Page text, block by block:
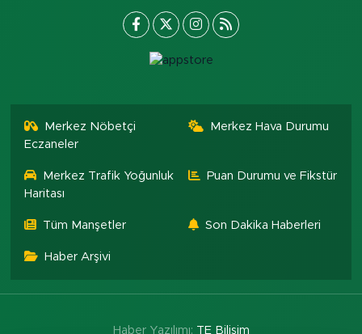
Merkez Nöbetçi
Eczaneler
Merkez Hava Durumu
Merkez Trafik Yoğunluk
Haritası
Puan Durumu ve Fikstür
Tüm Manşetler Son Dakika Haberleri
Haber Arşivi
Haber Yazılımı: TE Bilişim